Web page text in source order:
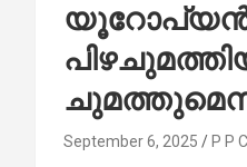
യൂറോപ്യൻ
ചുമത്തുമെന്ന്
September 6, 2025 P P